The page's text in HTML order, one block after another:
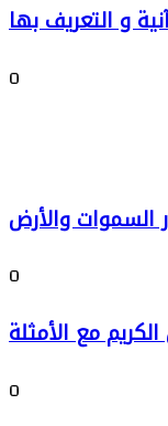
و التعريف بها
0
السموات والأرض
0
مع الأمثلة
0